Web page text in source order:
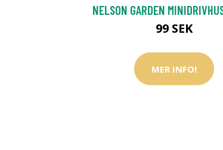
NELSON GARDEN
99 SEK
MER INFO!